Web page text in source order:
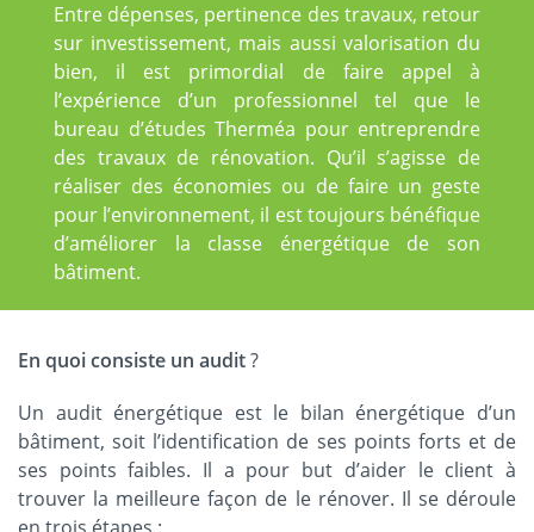
Entre dépenses, pertinence des travaux, retour
sur investissement, mais aussi valorisation du
bien, il est primordial de faire appel à
l’expérience d’un professionnel tel que le
bureau d’études Therméa pour entreprendre
des travaux de rénovation. Qu’il s’agisse de
réaliser des économies ou de faire un geste
pour l’environnement, il est toujours bénéfique
d’améliorer la classe énergétique de son
bâtiment.
En quoi consiste un audit?
Un audit énergétique est le bilan énergétique d’un
bâtiment, soit l’identification de ses points forts et de
ses points faibles. Il a pour but d’aider le client à
trouver la meilleure façon de le rénover. Il se déroule